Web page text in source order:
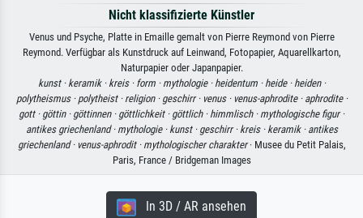
Nicht klassifizierte Künstler
Venus und Psyche, Platte in Emaille gemalt von Pierre Reymond von Pierre
Reymond. Verfügbar als Kunstdruck auf Leinwand, Fotopapier, Aquarellkarton,
Naturpapier oder Japanpapier.
kunst · keramik · kreis · form · mythologie · heidentum · heide · heiden ·
polytheismus · polytheist · religion · geschirr · venus · venus-aphrodite · aphrodite ·
gott · göttin · göttinnen · göttlichkeit · göttlich · himmlisch · mythologische figur ·
antikes griechenland · mythologie · kunst · geschirr · kreis · keramik · antikes
griechenland · venus-aphrodit · mythologischer charakter· Musee du Petit Palais,
Paris, France / Bridgeman Images
In 3D / AR ansehen